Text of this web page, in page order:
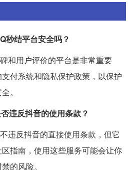
秒结平台安全吗？
和用户评价的平台是非常重要
付系统和隐私保护政策，以保护
。
违反抖音的使用条款？
违反抖音的直接使用条款，但它
指南，使用这些服务可能会让你
的风险。